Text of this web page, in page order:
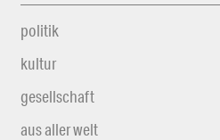
politik
kultur
gesellschaft
aus aller welt